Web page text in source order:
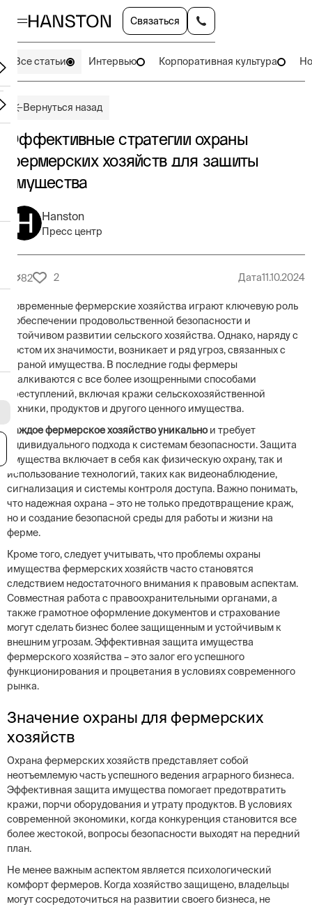
Связаться
Все статьи Интервью Корпоративная культура
Вернуться назад
Эффективные стратегии охраны
фермерских хозяйств для защиты
имущества
Hanston
Пресс центр
82 2 Дата11.10.2024
Современные фермерские хозяйства играют ключевую роль
в обеспечении продовольственной безопасности и
устойчивом развитии сельского хозяйства. Однако, наряду с
ростом их значимости, возникает и ряд угроз, связанных с
охраной имущества. В последние годы фермеры
сталкиваются с все более изощренными способами
преступлений, включая кражи сельскохозяйственной
техники, продуктов и другого ценного имущества.
Каждое фермерское хозяйство уникальнои требует
индивидуального подхода к системам безопасности. Защита
имущества включает в себя как физическую охрану, так и
использование технологий, таких как видеонаблюдение,
сигнализация и системы контроля доступа. Важно понимать,
что надежная охрана – это не только предотвращение краж,
но и создание безопасной среды для работы и жизни на
ферме.
Кроме того, следует учитывать, что проблемы охраны
имущества фермерских хозяйств часто становятся
следствием недостаточного внимания к правовым аспектам.
Совместная работа с правоохранительными органами, а
также грамотное оформление документов и страхование
могут сделать бизнес более защищенным и устойчивым к
внешним угрозам. Эффективная защита имущества
фермерского хозяйства – это залог его успешного
функционирования и процветания в условиях современного
рынка.
Значение охраны для фермерских
хозяйств
Охрана фермерских хозяйств представляет собой
неотъемлемую часть успешного ведения аграрного бизнеса.
Эффективная защита имущества помогает предотвратить
кражи, порчи оборудования и утрату продуктов. В условиях
современной экономики, когда конкуренция становится все
более жестокой, вопросы безопасности выходят на передний
план.
Не менее важным аспектом является психологический
комфорт фермеров. Когда хозяйство защищено, владельцы
могут сосредоточиться на развитии своего бизнеса, не